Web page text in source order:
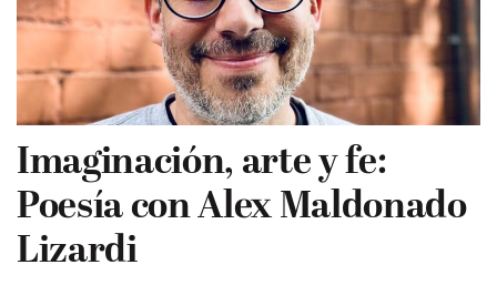
Imaginación, arte y fe:
Poesía con Alex Maldonado
Lizardi